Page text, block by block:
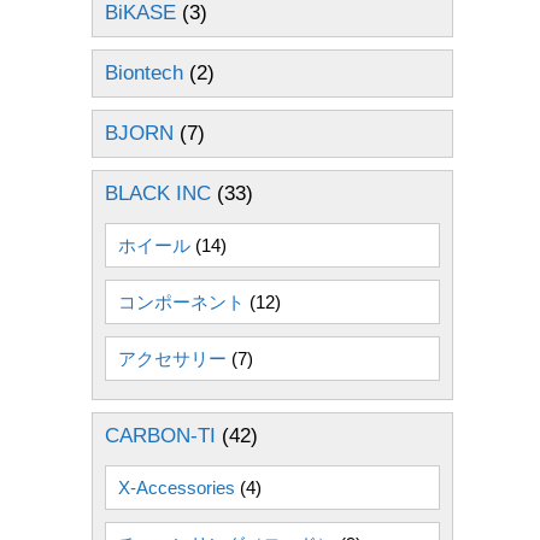
BiKASE (3)
Biontech (2)
BJORN (7)
BLACK INC (33)
ホイール (14)
コンポーネント (12)
アクセサリー (7)
CARBON-TI (42)
X-Accessories (4)